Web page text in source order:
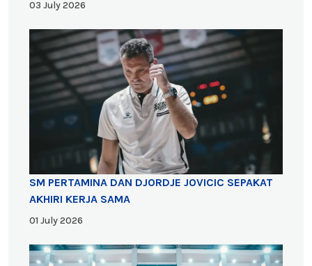
03 July 2026
SM PERTAMINA DAN DJORDJE JOVICIC SEPAKAT
AKHIRI KERJA SAMA
01 July 2026